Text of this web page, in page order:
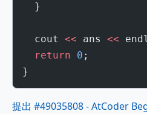
  }
  cout
<< ans <<
  return
0 ;
}
提出 #49035808 - AtCoder